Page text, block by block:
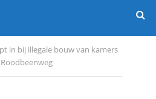
in bij illegale bouw van kamers